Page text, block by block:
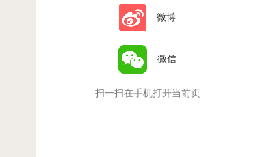
微博
微信
扫一扫在手机打开当前页